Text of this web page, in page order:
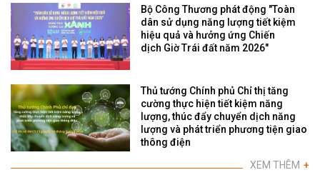
Bộ Công Thương phát động "Toàn
dân sử dụng năng lượng tiết kiệm
hiệu quả và hưởng ứng Chiến
dịch Giờ Trái đất năm 2026"
Thủ tướng Chính phủ Chỉ thị tăng
cường thực hiện tiết kiệm năng
lượng, thúc đẩy chuyển dịch năng
lượng và phát triển phương tiện giao
thông điện
XEM THÊM +